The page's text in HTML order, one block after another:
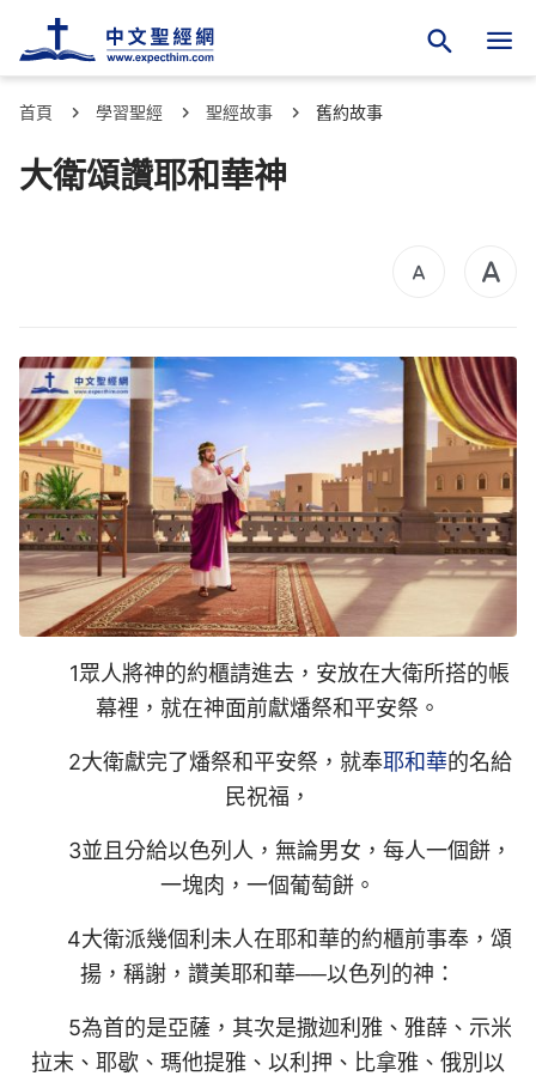
首頁 學習聖經 聖經故事 舊約故事
大衛頌讚耶和華神
1眾人將神的約櫃請進去，安放在大衛所搭的帳
幕裡，就在神面前獻燔祭和平安祭。
2大衛獻完了燔祭和平安祭，就奉耶和華的名給
民祝福，
3並且分給以色列人，無論男女，每人一個餅，
一塊肉，一個葡萄餅。
4大衛派幾個利未人在耶和華的約櫃前事奉，頌
揚，稱謝，讚美耶和華──以色列的神：
5為首的是亞薩，其次是撒迦利雅、雅薛、示米
拉末、耶歇、瑪他提雅、以利押、比拿雅、俄別以